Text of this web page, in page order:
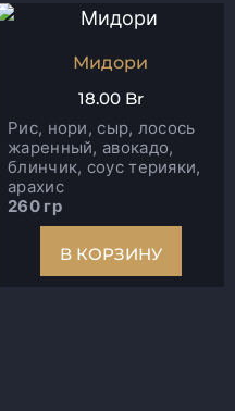
Мидори
18.00 Br
Рис, нори, сыр, лосось
жаренный, авокадо,
блинчик, соус терияки,
арахис
260 гр
В КОРЗИНУ